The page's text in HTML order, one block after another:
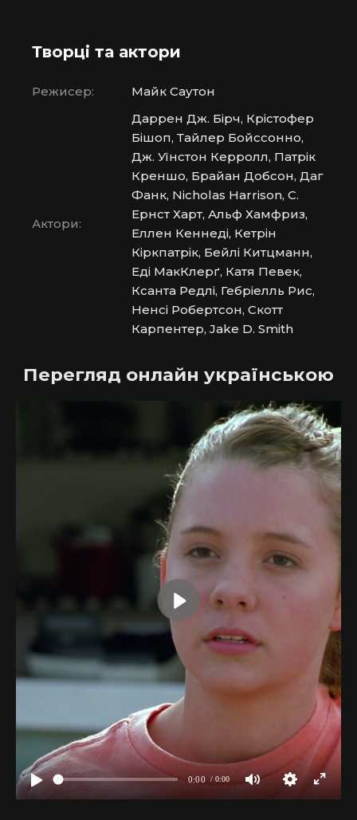
Творці та актори
Режисер: Майк Саутон
Актори:
Даррен Дж. Бірч, Крістофер
Бішоп, Тайлер Бойссонно,
Дж. Уїнстон Керролл, Патрік
Креншо, Брайан Добсон, Даг
Фанк, Nicholas Harrison, С.
Ернст Харт, Альф Хамфриз,
Еллен Кеннеді, Кетрін
Кіркпатрік, Бейлі Китцманн,
Еді МакКлерґ, Катя Певек,
Ксанта Редлі, Гебріелль Рис,
Ненсі Робертсон, Скотт
Карпентер, Jake D. Smith
Перегляд онлайн українською